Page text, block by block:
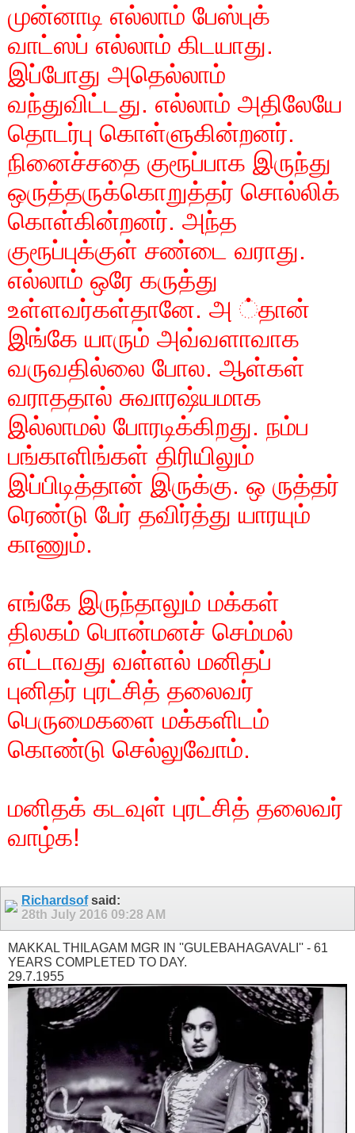
முன்னாடி எல்லாம் பேஸ்புக்
வாட்ஸப் எல்லாம் கிடயாது.
இப்போது அதெல்லாம்
வந்துவிட்டது. எல்லாம் அதிலேயே
தொடர்பு கொள்ளுகின்றனர்.
நினைச்சதை குரூப்பாக இருந்து
ஒருத்தருக்கொறுத்தர் சொல்லிக்
கொள்கின்றனர். அந்த
குரூப்புக்குள் சண்டை வராது.
எல்லாம் ஒரே கருத்து
உள்ளவர்கள்தானே. அ ்தான்
இங்கே யாரும் அவ்வளாவாக
வருவதில்லை போல. ஆள்கள்
வராததால் சுவாரஷ்யமாக
இல்லாமல் போரடிக்கிறது. நம்ப
பங்காளிங்கள் திரியிலும்
இப்பிடித்தான் இருக்கு. ஒ ருத்தர்
ரெண்டு பேர் தவிர்த்து யாரயும்
காணும்.
எங்கே இருந்தாலும் மக்கள்
திலகம் பொன்மனச் செம்மல்
எட்டாவது வள்ளல் மனிதப்
புனிதர் புரட்சித் தலைவர்
பெருமைகளை மக்களிடம்
கொண்டு செல்லுவோம்.
மனிதக் கடவுள் புரட்சித் தலைவர்
வாழ்க!
Richardsofsaid:
28th July 2016 09:28 AM
MAKKAL THILAGAM MGR IN ''GULEBAHAGAVALI'' - 61
YEARS COMPLETED TO DAY.
29.7.1955